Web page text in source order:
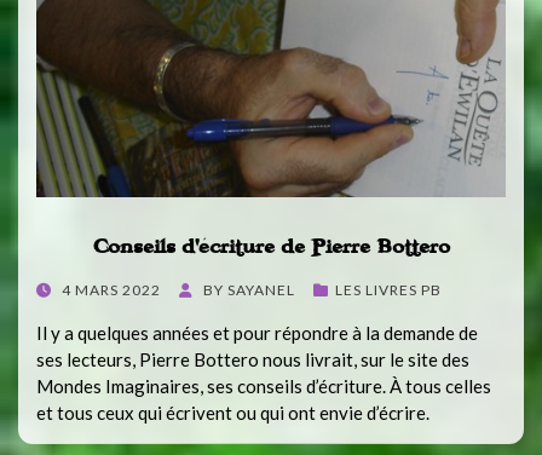
Conseils d’écriture de Pierre Bottero
POSTED
4 MARS 2022 BY SAYANEL LES LIVRES PB
Il y a quelques années et pour répondre à la demande de
ses lecteurs, Pierre Bottero nous livrait, sur le site des
Mondes Imaginaires, ses conseils d’écriture. À tous celles
et tous ceux qui écrivent ou qui ont envie d’écrire.